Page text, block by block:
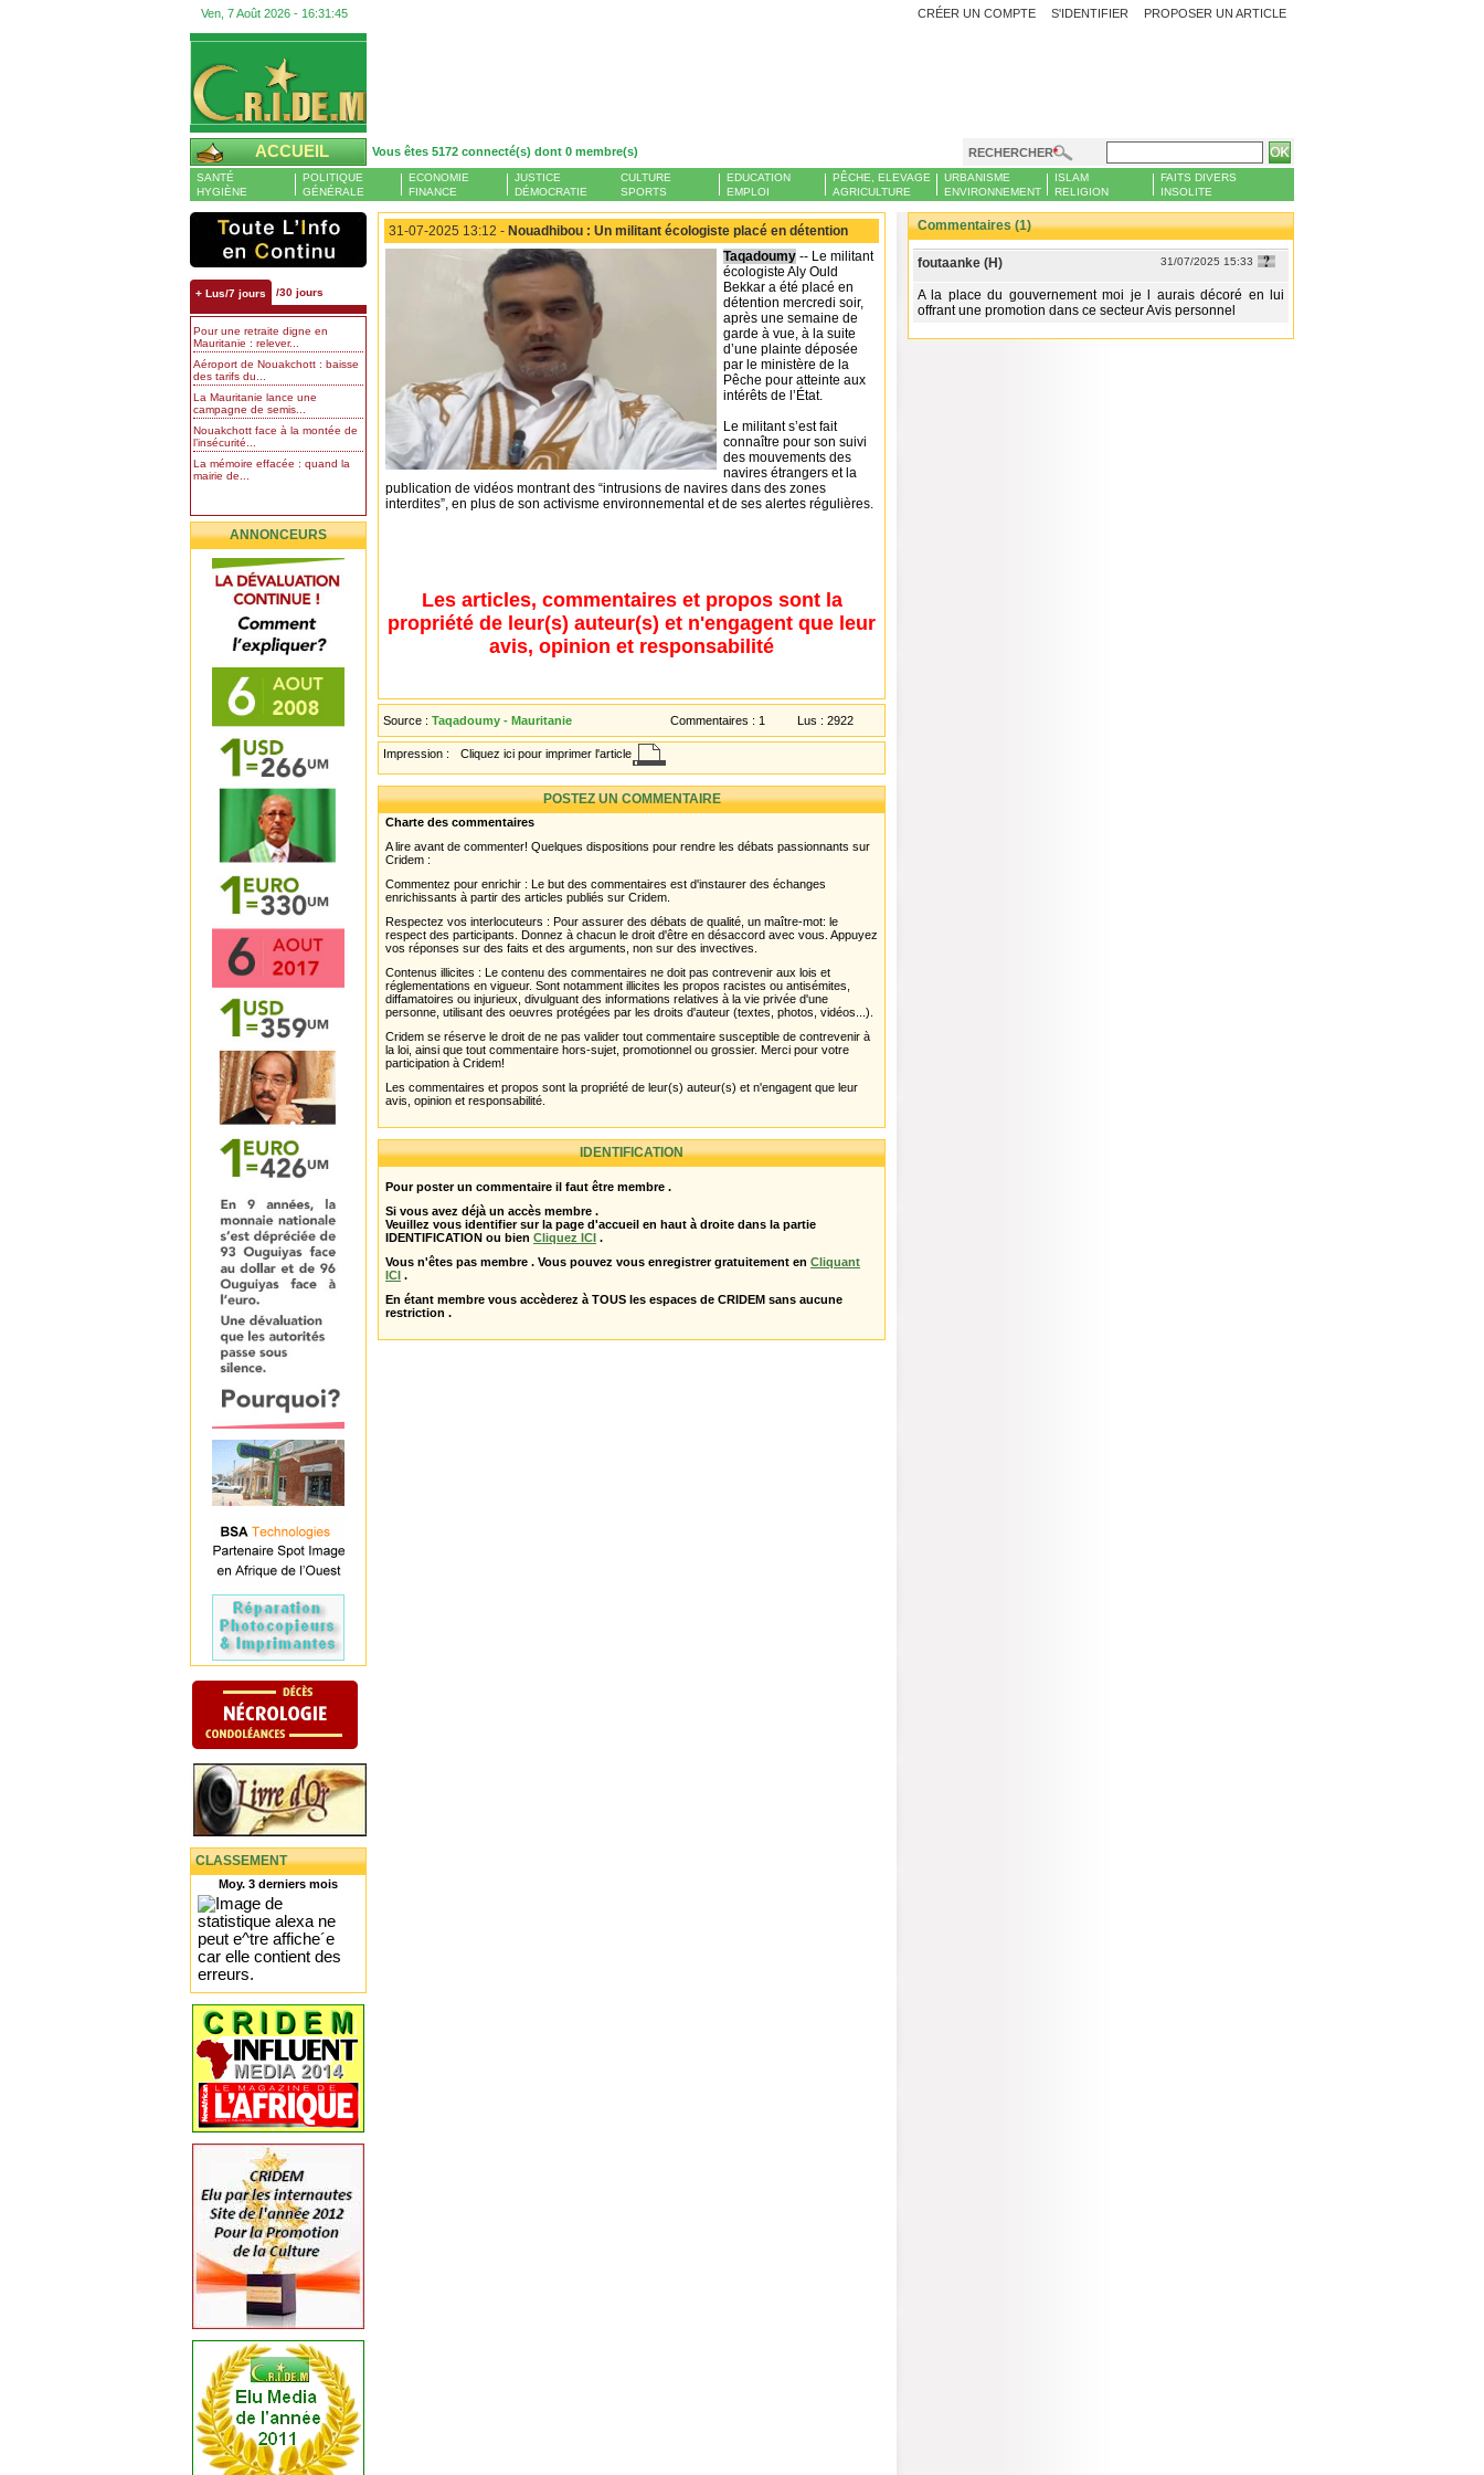
Ven, 7 Août 2026 - 16:31:46 PROPOSER UN ARTICLE
CRÉER UN COMPTE S'IDENTIFIER
ACCUEIL Vous êtes 5172 connecté(s) dont 0 membre(s) RECHERCHER
SANTÉ
HYGIÈNE
POLITIQUE
GÉNÉRALE
ECONOMIE
FINANCE
JUSTICE
DÉMOCRATIE
CULTURE
SPORTS
EDUCATION
EMPLOI
PÊCHE, ELEVAGE
AGRICULTURE
URBANISME
ENVIRONNEMENT
ISLAM
RELIGION
FAITS DIVERS
INSOLITE
+ Lus/7 jours /30 jours
Pour une retraite digne en
Mauritanie : relever...
Aéroport de Nouakchott : baisse
des tarifs du...
La Mauritanie lance une
campagne de semis...
Nouakchott face à la montée de
l’insécurité...
La mémoire effacée : quand la
mairie de...
ANNONCEURS
CLASSEMENT
Moy. 3 derniers mois
31-07-2025 13:12 - Nouadhibou : Un militant écologiste placé en détention
Taqadoumy -- Le militant
écologiste Aly Ould
Bekkar a été placé en
détention mercredi soir,
après une semaine de
garde à vue, à la suite
d’une plainte déposée
par le ministère de la
Pêche pour atteinte aux
intérêts de l’État.
Le militant s’est fait
connaître pour son suivi
des mouvements des
navires étrangers et la
publication de vidéos montrant des “intrusions de navires dans des zones
interdites”, en plus de son activisme environnemental et de ses alertes régulières.
Les articles, commentaires et propos sont la
propriété de leur(s) auteur(s) et n'engagent que leur
avis, opinion et responsabilité
Source : Taqadoumy - Mauritanie Commentaires : 1 Lus : 2922
Impression : Cliquez ici pour imprimer l'article
POSTEZ UN COMMENTAIRE
Charte des commentaires
A lire avant de commenter! Quelques dispositions pour rendre les débats passionnants sur
Cridem :
Commentez pour enrichir : Le but des commentaires est d'instaurer des échanges
enrichissants à partir des articles publiés sur Cridem.
Respectez vos interlocuteurs : Pour assurer des débats de qualité, un maître-mot: le
respect des participants. Donnez à chacun le droit d'être en désaccord avec vous. Appuyez
vos réponses sur des faits et des arguments, non sur des invectives.
Contenus illicites : Le contenu des commentaires ne doit pas contrevenir aux lois et
réglementations en vigueur. Sont notamment illicites les propos racistes ou antisémites,
diffamatoires ou injurieux, divulguant des informations relatives à la vie privée d'une
personne, utilisant des oeuvres protégées par les droits d'auteur (textes, photos, vidéos...).
Cridem se réserve le droit de ne pas valider tout commentaire susceptible de contrevenir à
la loi, ainsi que tout commentaire hors-sujet, promotionnel ou grossier. Merci pour votre
participation à Cridem!
Les commentaires et propos sont la propriété de leur(s) auteur(s) et n'engagent que leur
avis, opinion et responsabilité.
IDENTIFICATION
Pour poster un commentaire il faut être membre .
Si vous avez déjà un accès membre .
Veuillez vous identifier sur la page d'accueil en haut à droite dans la partie
IDENTIFICATION ou bien Cliquez ICI .
Vous n'êtes pas membre . Vous pouvez vous enregistrer gratuitement en Cliquant
ICI .
En étant membre vous accèderez à TOUS les espaces de CRIDEM sans aucune
restriction .
Commentaires (1)
foutaanke (H) 31/07/2025 15:33
A la place du gouvernement moi je l aurais décoré en lui
offrant une promotion dans ce secteur Avis personnel